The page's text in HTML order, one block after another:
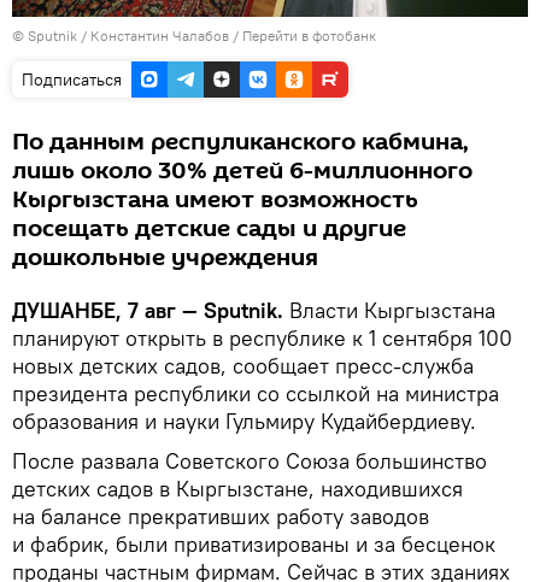
© Sputnik / Константин Чалабов / Перейти в фотобанк
Подписаться
По данным респуликанского кабмина,
лишь около 30% детей 6-миллионного
Кыргызстана имеют возможность
посещать детские сады и другие
дошкольные учреждения
ДУШАНБЕ, 7 авг — Sputnik. Власти Кыргызстана
планируют открыть в республике к 1 сентября 100
новых детских садов, сообщает пресс-служба
президента республики со ссылкой на министра
образования и науки Гульмиру Кудайбердиеву.
После развала Советского Союза большинство
детских садов в Кыргызстане, находившихся
на балансе прекративших работу заводов
и фабрик, были приватизированы и за бесценок
проданы частным фирмам. Сейчас в этих зданиях